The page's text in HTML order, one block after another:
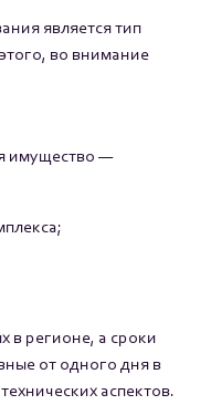
является тип
во внимание
имущество —
в регионе, а сроки
от одного дня в
аспектов.